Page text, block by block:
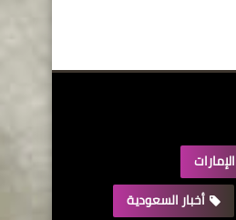
أخبار السعودية